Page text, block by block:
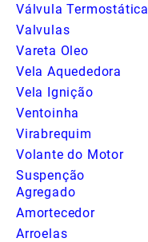
Válvula Termostática
Valvulas
Vareta Oleo
Vela Aquededora
Vela Ignição
Ventoinha
Virabrequim
Volante do Motor
Suspenção
Agregado
Amortecedor
Arroelas